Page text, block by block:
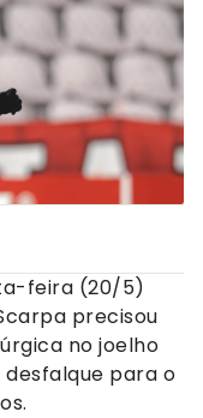
feira (20/5)
precisou
no joelho
para o